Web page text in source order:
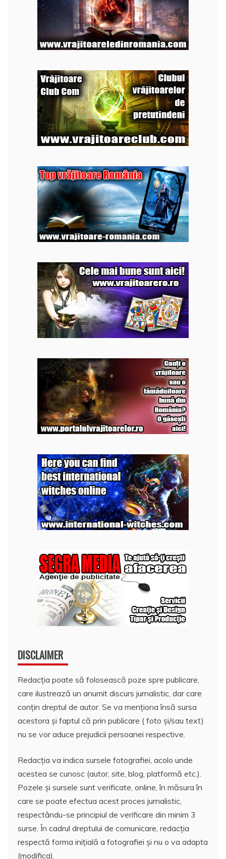
DISCLAIMER
Redacția poate să folosească poze spre publicare,
care ilustrează un anumit discurs jurnalistic, dar care
conțin dreptul de autor. Se va menționa însă sursa
acestora și faptul că prin publicare ( foto și/sau text)
nu se vor aduce prejudicii persoanei respective.
Redacția va indica sursele fotografiei, acolo unde
acestea se cunosc (autor, site, blog, platformă etc.).
Pozele și sursele sunt verificate, online, în măsura în
care se poate efectua acest proces jurnalistic,
respectându-se principiul de verificare din minim 3
surse. În cadrul dreptului de comunicare, redacția
respectă forma inițială a fotografiei și nu o va adapta
(modifica).